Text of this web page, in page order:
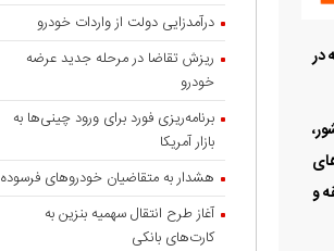
در
و
درآمدزایی دولت از واردات خودرو
ریزش تقاضا در مرحله جدید عرضه
خودرو
برنامه‌ریزی فورد برای ورود چینی‌ها به
بازار آمریکا
هشدار به متقاضیان خودروهای فرسوده
آغاز طرح انتقال سهمیه بنزین به
کارت‌های بانکی